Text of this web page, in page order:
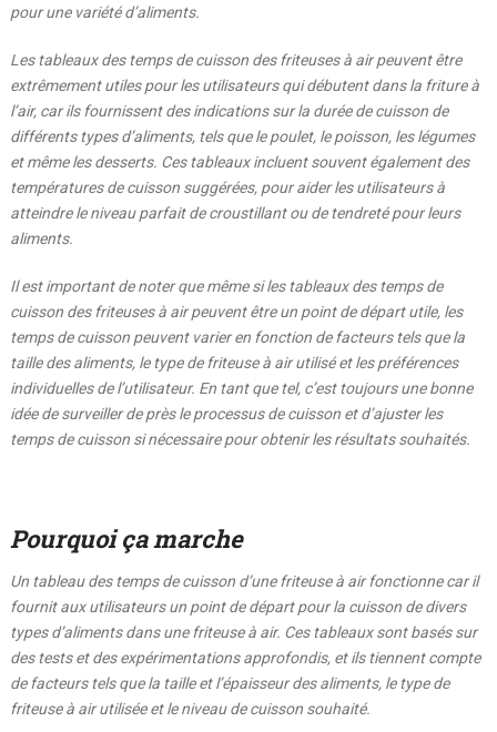
pour une variété d’aliments.
Les tableaux des temps de cuisson des friteuses à air peuvent être
extrêmement utiles pour les utilisateurs qui débutent dans la friture à
l’air, car ils fournissent des indications sur la durée de cuisson de
différents types d’aliments, tels que le poulet, le poisson, les légumes
et même les desserts. Ces tableaux incluent souvent également des
températures de cuisson suggérées, pour aider les utilisateurs à
atteindre le niveau parfait de croustillant ou de tendreté pour leurs
aliments.
Il est important de noter que même si les tableaux des temps de
cuisson des friteuses à air peuvent être un point de départ utile, les
temps de cuisson peuvent varier en fonction de facteurs tels que la
taille des aliments, le type de friteuse à air utilisé et les préférences
individuelles de l’utilisateur. En tant que tel, c’est toujours une bonne
idée de surveiller de près le processus de cuisson et d’ajuster les
temps de cuisson si nécessaire pour obtenir les résultats souhaités.
Pourquoi ça marche
Un tableau des temps de cuisson d’une friteuse à air fonctionne car il
fournit aux utilisateurs un point de départ pour la cuisson de divers
types d’aliments dans une friteuse à air. Ces tableaux sont basés sur
des tests et des expérimentations approfondis, et ils tiennent compte
de facteurs tels que la taille et l’épaisseur des aliments, le type de
friteuse à air utilisée et le niveau de cuisson souhaité.